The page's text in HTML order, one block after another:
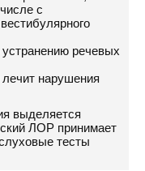
с
речевых
нарушения
выделяется
ЛОР принимает
тесты